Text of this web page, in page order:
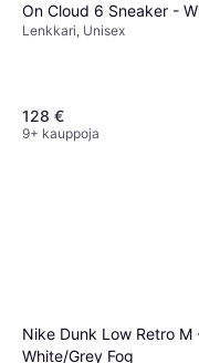
On Cloud 6 Sneaker -
Lenkkari, Unisex
128 €
9+ kauppoja
Nike Dunk Low Retro M
White/Grey Fog